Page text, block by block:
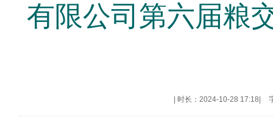
有限公司第六届粮
时长：2024-10-28 17:18